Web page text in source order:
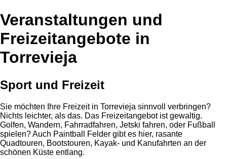
Veranstaltungen und
Freizeitangebote in
Torrevieja
Sport und Freizeit
Sie möchten Ihre Freizeit in Torrevieja sinnvoll verbringen?
Nichts leichter, als das. Das Freizeitangebot ist gewaltig.
Golfen, Wandern, Fahrradfahren, Jetski fahren, oder Fußball
spielen? Auch Paintball Felder gibt es hier, rasante
Quadtouren, Bootstouren, Kayak- und Kanufahrten an der
schönen Küste entlang.